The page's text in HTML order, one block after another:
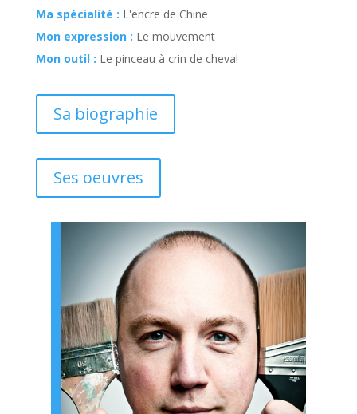
Ma spécialité : L'encre de Chine
Mon expression : Le mouvement
Mon outil : Le pinceau à crin de cheval
Sa biographie
Ses oeuvres